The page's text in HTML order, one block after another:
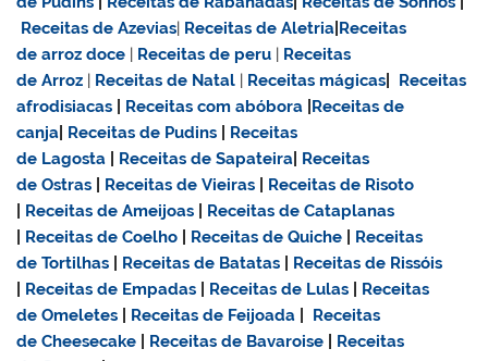
Receitas de Azevias| Receitas de Aletria Receitas
dearroz doce | Receitas de peru | Receitas
de Arroz | Receitas de Natal | Receitas mágicas
Receitas
afrodisiacas
Receitas com abóbora Receitas de
canja Receitas de Pudins
Receitas
de Lagosta
Receitas de Sapateira Receitas
de Ostras
Receitas de Vieiras
Receitas de Risoto
Receitas de Ameijoas
Receitas de Cataplanas
Receitas de Coelho Receitas de Quiche
Receitas
de Tortilhas
Receitas de Batatas
Receitas de Rissóis
Receitas de Empadas Receitas de Lulas
Receitas
de Omeletes
Receitas de Feijoada
Receitas
de Cheesecake
Receitas de Bavaroise
Receitas